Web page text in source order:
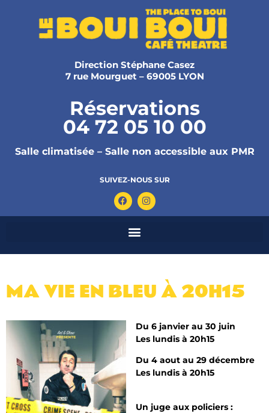
Direction Stéphane Casez
7 rue Mourguet – 69005 LYON
Réservations
04 72 05 10 00
Salle climatisée – Salle non accessible aux PMR
SUIVEZ-NOUS SUR
MA VIE EN BLEU​ À 20H15
Du 6 janvier au 30 juin
Les lundis à 20h15
Du 4 aout au 29 décembre
Les lundis à 20h15
Un juge aux policiers :